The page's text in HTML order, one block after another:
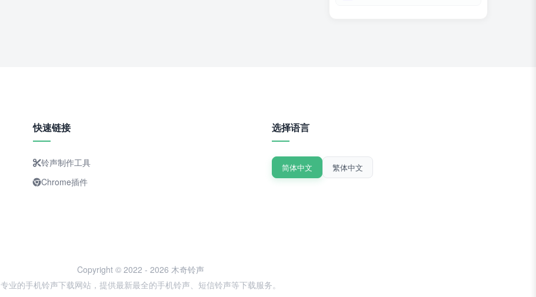
快速链接
铃声制作工具
Chrome插件
选择语言
简体中文 繁体中文
Copyright © 2022 - 2026 木奇铃声
专业的手机铃声下载网站，提供最新最全的手机铃声、短信铃声等下载服务。